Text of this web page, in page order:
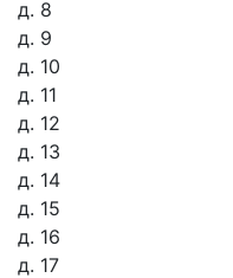
д. 8
д. 9
д. 10
д. 11
д. 12
д. 13
д. 14
д. 15
д. 16
д. 17